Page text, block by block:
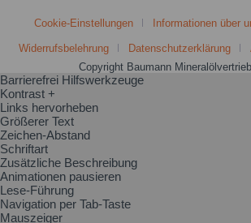
Cookie-Einstellungen Informationen über
Widerrufsbelehrung Datenschutzerklärung
Copyright Baumann
Barrierefrei Hilfswerkzeuge
Kontrast +
Links hervorheben
Größerer Text
Zeichen-Abstand
Schriftart
Zusätzliche Beschreibung
Animationen pausieren
Lese-Führung
Navigation per Tab-Taste
Mauszeiger